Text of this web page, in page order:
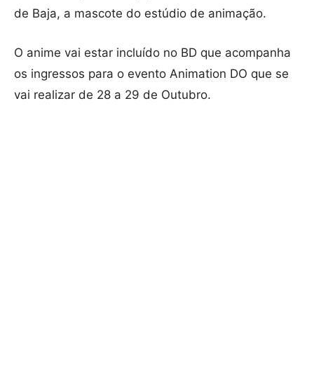
de Baja, a mascote do estúdio de animação.
O anime vai estar incluído no BD que acompanha
os ingressos para o evento Animation DO que se
vai realizar de 28 a 29 de Outubro.